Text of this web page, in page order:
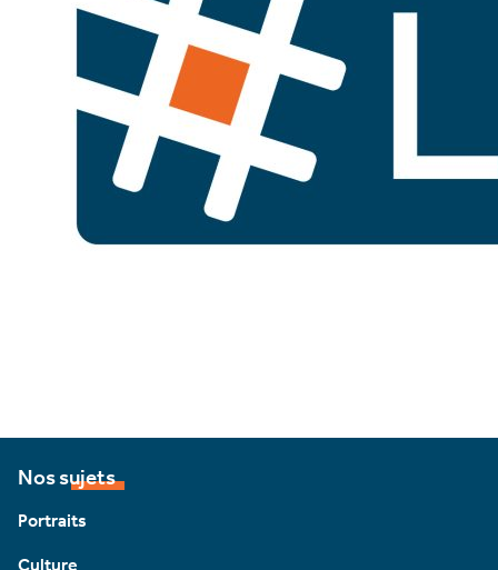
Nos sujets
Portraits
Culture